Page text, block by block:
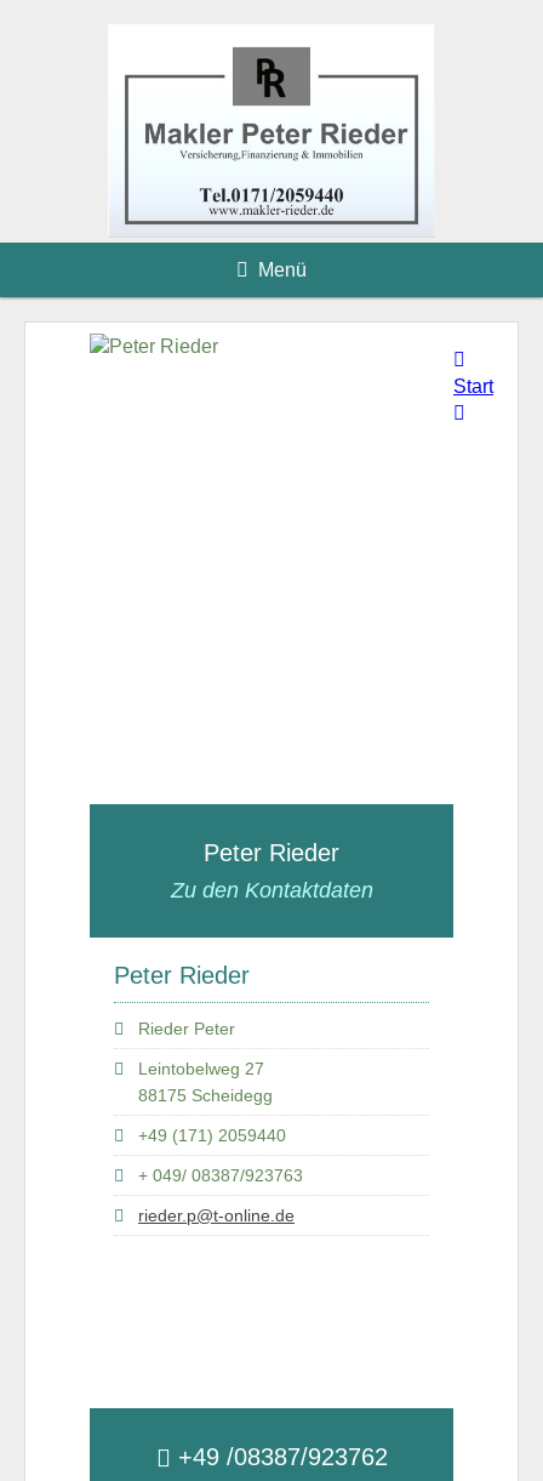
Menü
Peter Rieder
Zu den Kontaktdaten
Peter Rieder
Rieder Peter
Leintobelweg 27
88175 Scheidegg
+49 (171) 2059440
+ 049/ 08387/923763
rieder.p@t-online.de
+49 /08387/923762
Start